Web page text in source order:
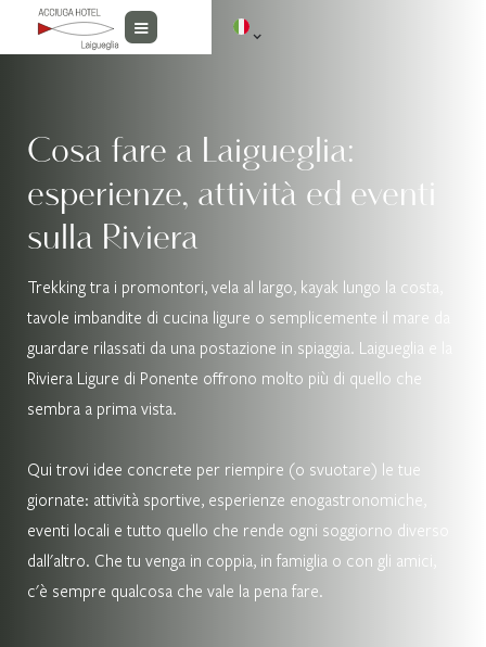
Cosa fare a Laigueglia:
esperienze, attività ed eventi
sulla Riviera
Trekking tra i promontori, vela al largo, kayak lungo la costa,
tavole imbandite di cucina ligure o semplicemente il mare da
guardare rilassati da una postazione in spiaggia. Laigueglia e la
Riviera Ligure di Ponente offrono molto più di quello che
sembra a prima vista.
Qui trovi idee concrete per riempire (o svuotare) le tue
giornate: attività sportive, esperienze enogastronomiche,
eventi locali e tutto quello che rende ogni soggiorno diverso
dall'altro. Che tu venga in coppia, in famiglia o con gli amici,
c'è sempre qualcosa che vale la pena fare.